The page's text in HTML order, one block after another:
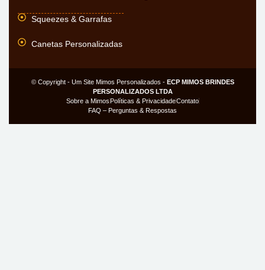
Squeezes & Garrafas
Canetas Personalizadas
© Copyright - Um Site Mimos Personalizados - ECP MIMOS BRINDES
PERSONALIZADOS LTDA
Sobre a MimosPolíticas & PrivacidadeContato
FAQ – Perguntas & Respostas